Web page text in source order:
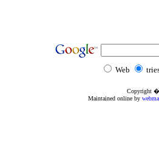
Web
Copyright
Maintained online by